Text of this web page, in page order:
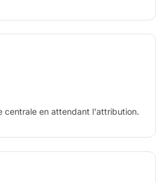
centrale en attendant l'attribution.